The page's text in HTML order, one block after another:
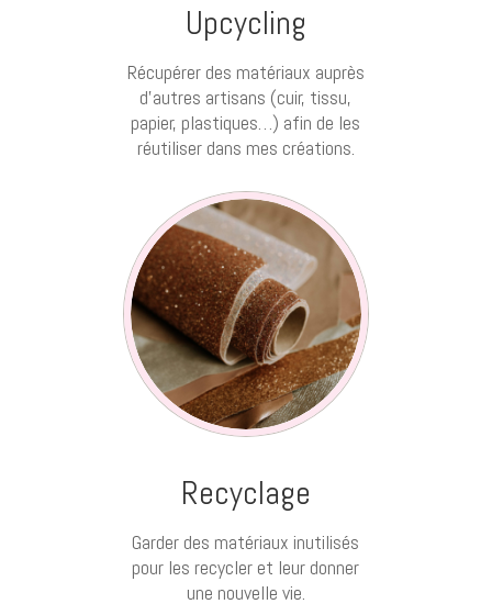
Upcycling
Récupérer des matériaux auprès
d’autres artisans (cuir, tissu,
papier, plastiques…) afin de les
réutiliser dans mes créations.
Recyclage
Garder des matériaux inutilisés
pour les recycler et leur donner
une nouvelle vie.